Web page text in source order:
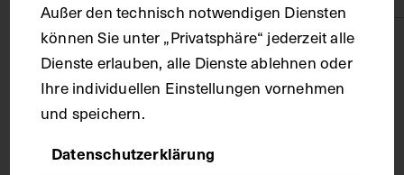
Technik
Maße
Außer den technisch notwendigen Diensten
können Sie unter „Privatsphäre“ jederzeit alle
Dienste erlauben, alle Dienste ablehnen oder
Ihre individuellen Einstellungen vornehmen
und speichern.
Datenschutzerklärung